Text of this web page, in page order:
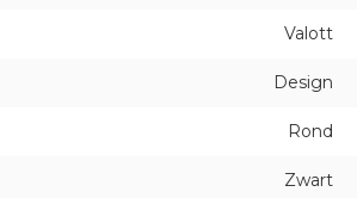
Valott
Design
Rond
Zwart